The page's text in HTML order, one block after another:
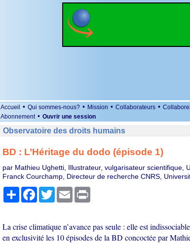
Accueil • Qui sommes-nous? • Mission • Collaborateurs •
Abonnement • Ouvrir une session
Observatoire des droits humains
BD : L’Héritage du dodo (épisode 1)
par Mathieu Ughetti, Illustrateur, vulgarisateur scientifique,
Franck Courchamp, Directeur de recherche CNRS,
PartagerFacebook
TwitterEmail Print
La crise climatique n’avance pas seule : elle est
en exclusivité les 10 épisodes de la BD concoctée par